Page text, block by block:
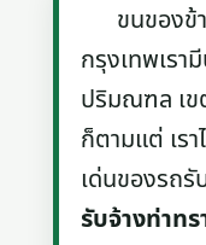
ขนของข้า
กรุงเทพเรา
ปริมณฑล เข
ก็ตามแต่ เร
เด่นของรถ
รับจ้างท่าทร